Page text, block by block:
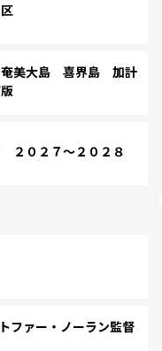
美大島 喜界島 加計
０２７～２０２８
ファー・ノーラン監督